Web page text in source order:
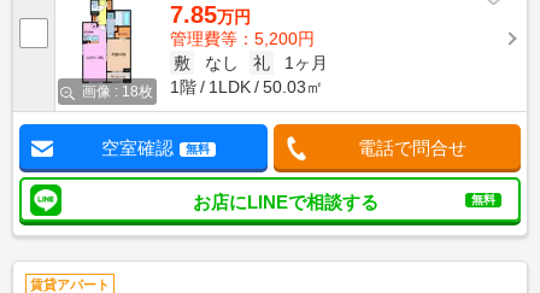
画像 : 18枚
7.85万円
管理費等：5,200円
敷
なし 礼
1ヶ月
1階
1LDK 50.03㎡
空室確認 無料 電話で問合せ
お店にLINEで相談する 無料
賃貸アパート